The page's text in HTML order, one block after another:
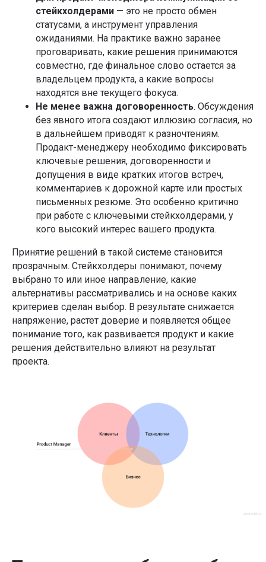
стейкхолдерами — это не просто обмен
статусами, а инструмент управления
ожиданиями. На практике важно заранее
проговаривать, какие решения принимаются
совместно, где финальное слово остается за
владельцем продукта, а какие вопросы
находятся вне текущего фокуса.
Не менее важна договоренность. Обсуждения
без явного итога создают иллюзию согласия, но
в дальнейшем приводят к разночтениям.
Продакт-менеджеру необходимо фиксировать
ключевые решения, договоренности и
допущения в виде кратких итогов встреч,
комментариев к дорожной карте или простых
письменных резюме. Это особенно критично
при работе с ключевыми стейкхолдерами, у
кого высокий интерес вашего продукта.
Принятие решений в такой системе становится
прозрачным. Стейкхолдеры понимают, почему
выбрано то или иное направление, какие
альтернативы рассматривались и на основе каких
критериев сделан выбор. В результате снижается
напряжение, растет доверие и появляется общее
понимание того, как развивается продукт и какие
решения действительно влияют на результат
проекта.
Подписывайтесь на
рассылку со статьями,
которую читают лидеры
рынка
Я даю Согласие на обработку перс.данных на
условияхПолитики конфиденциальности
Я даюСогласие на получение информационно-
рекламных рассылок
Подписаться
Телеграм-канал Product Lab